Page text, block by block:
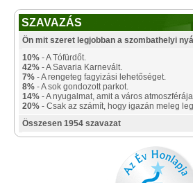
SZAVAZÁS
Ön mit szeret legjobban a szombathelyi
10% - A Tófürdőt.
42% - A Savaria Karnevált.
7% - A rengeteg fagyizási lehetőséget.
8% - A sok gondozott parkot.
14% - A nyugalmat, amit a város
20% - Csak az számít, hogy igazán meleg
Összesen 1954 szavazat